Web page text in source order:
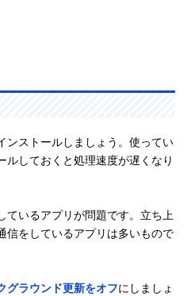
ンストールしましょう。使ってい
ルしておくと処理速度が遅くなり
ているアプリが問題です。立ち上
信をしているアプリは多いもので
グラウンド更新をオフにしましょ